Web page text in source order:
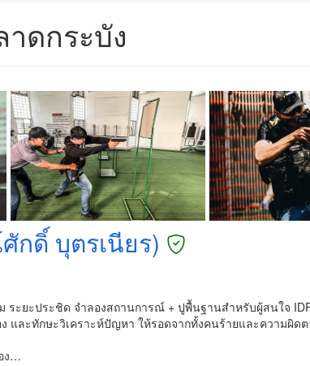
ดกระบัง
ดิ์ บุตรเนียร)
ระยะประชิด จำลองสถานการณ์ + ปูพื้นฐานสำหรับผู้สนใจ
และทักษะวิเคราะห์ปัญหา ให้รอดจากทั้งคนร้ายและความผิด
ง…